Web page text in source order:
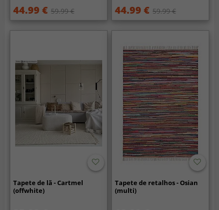
44.99 € 59.99 € 44.99 € 59.99 €
Tapete de lã - Cartmel
(offwhite)
Tapete de retalhos - Osian
(multi)